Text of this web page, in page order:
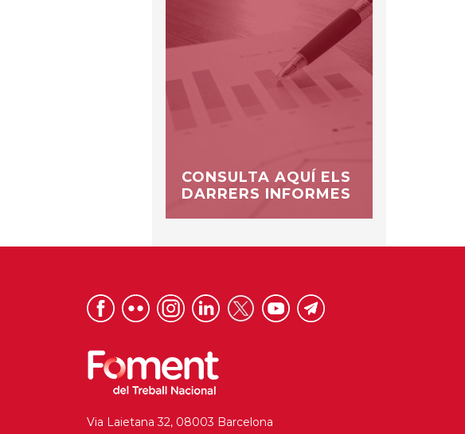
CONSULTA AQUÍ ELS
DARRERS INFORMES
Via Laietana 32, 08003 Barcelona